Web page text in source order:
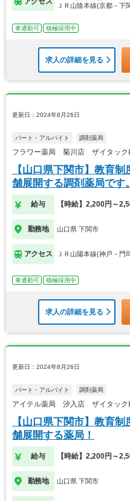
ＪＲ山陰本線(京都－下
車通勤可 積極採用中
求人の詳細を見る
更新日：2024年8月26日
パート・アルバイト 調剤薬局
フラワー薬局 菊川店 ザイタック
【山口県下関市】教育
舗展開する調剤薬局です。
給与 【時給】2,200円～
勤務地 山口県 下関市
アクセス ＪＲ山陽本線(神戸－門
車通勤可 積極採用中
求人の詳細を見る
更新日：2024年8月26日
パート・アルバイト 調剤薬局
アイテル薬局 汐入店 ザイタック
【山口県下関市】教育
舗展開する薬局！
給与 【時給】2,200円～
勤務地 山口県 下関市